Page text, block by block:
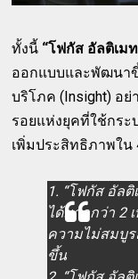
ทั้งนี้ “โฟกัส อัลติเม
ออกแบบและพัฒนา
บริโภค (Insight) อ
รอยแห่งยุคที่ใช้กระ
เพิ่มประสิทธิภาพใน
1. “โฟกัส อัล
ได้มากกว่า 2
ความไม่สมบู
ขึ้น